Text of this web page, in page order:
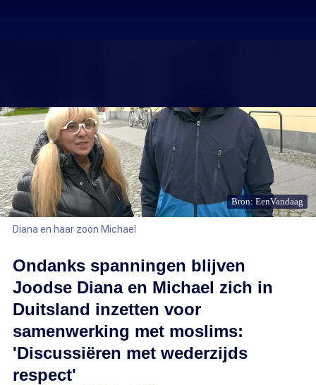
Bron: EenVandaag
Diana en haar zoon Michael
Ondanks spanningen blijven
Joodse Diana en Michael zich in
Duitsland inzetten voor
samenwerking met moslims:
'Discussiëren met wederzijds
respect'